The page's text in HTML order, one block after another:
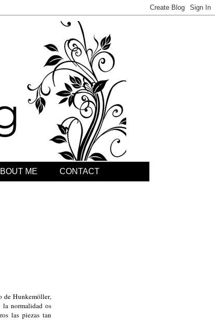
ME CONTACT
de Hunkemöller,
normalidad os
las piezas tan